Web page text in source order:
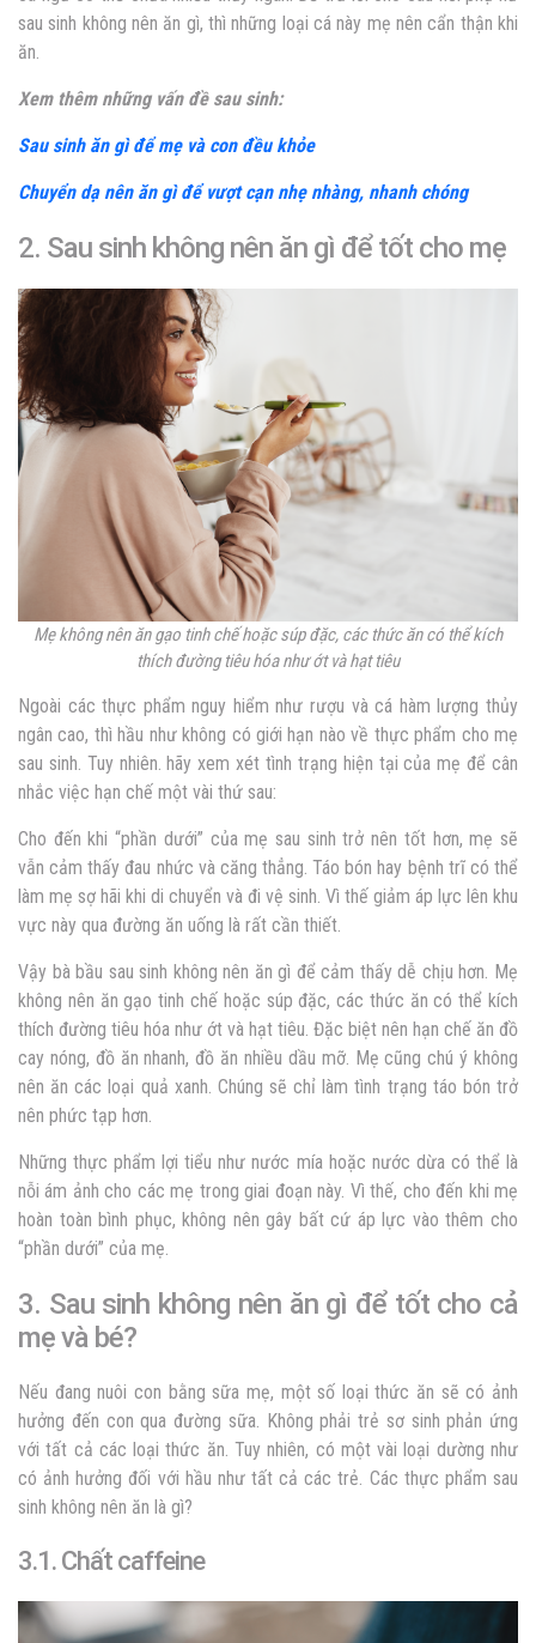
sau sinh không nên ăn gì, thì những loại cá này mẹ nên cẩn thận khi
ăn.
Xem thêm những vấn đề sau sinh:
Sau sinh ăn gì để mẹ và con đều khỏe
Chuyển dạ nên ăn gì để vượt cạn nhẹ nhàng, nhanh chóng
2. Sau sinh không nên ăn gì để tốt cho mẹ
Mẹ không nên ăn gạo tinh chế hoặc súp đặc, các thức ăn có thể kích
thích đường tiêu hóa như ớt và hạt tiêu
Ngoài các thực phẩm nguy hiểm như rượu và cá hàm lượng thủy
ngân cao, thì hầu như không có giới hạn nào về thực phẩm cho mẹ
sau sinh. Tuy nhiên. hãy xem xét tình trạng hiện tại của mẹ để cân
nhắc việc hạn chế một vài thứ sau:
Cho đến khi “phần dưới” của mẹ sau sinh trở nên tốt hơn, mẹ sẽ
vẫn cảm thấy đau nhức và căng thẳng. Táo bón hay bệnh trĩ có thể
làm mẹ sợ hãi khi di chuyển và đi vệ sinh. Vì thế giảm áp lực lên khu
vực này qua đường ăn uống là rất cần thiết.
Vậy bà bầu sau sinh không nên ăn gì để cảm thấy dễ chịu hơn. Mẹ
không nên ăn gạo tinh chế hoặc súp đặc, các thức ăn có thể kích
thích đường tiêu hóa như ớt và hạt tiêu. Đặc biệt nên hạn chế ăn đồ
cay nóng, đồ ăn nhanh, đồ ăn nhiều dầu mỡ. Mẹ cũng chú ý không
nên ăn các loại quả xanh. Chúng sẽ chỉ làm tình trạng táo bón trở
nên phức tạp hơn.
Những thực phẩm lợi tiểu như nước mía hoặc nước dừa có thể là
nỗi ám ảnh cho các mẹ trong giai đoạn này. Vì thế, cho đến khi mẹ
hoàn toàn bình phục, không nên gây bất cứ áp lực vào thêm cho
“phần dưới” của mẹ.
3. Sau sinh không nên ăn gì để tốt cho cả
mẹ và bé?
Nếu đang nuôi con bằng sữa mẹ, một số loại thức ăn sẽ có ảnh
hưởng đến con qua đường sữa. Không phải trẻ sơ sinh phản ứng
với tất cả các loại thức ăn. Tuy nhiên, có một vài loại dường như
có ảnh hưởng đối với hầu như tất cả các trẻ. Các thực phẩm sau
sinh không nên ăn là gì?
3.1. Chất caffeine